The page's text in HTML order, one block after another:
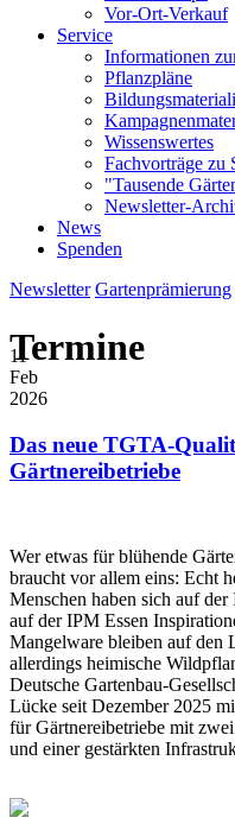
Vor-Ort-Verkauf
Service
Informationen
Pflanzpläne
Wissenswertes
Fachvorträge zu
"Tausende
Newsletter-
News
Spenden
Newsletter Gartenprämierung
Termine
11
Feb
2026
Das neue TGTA-
Gärtnereibetriebe
Wer etwas für blühende
braucht vor allem eins: Echt
Menschen haben sich auf
auf der IPM Essen
Mangelware bleiben auf den
allerdings heimische
Deutsche Gartenbau-
Lücke seit Dezember 2025
für Gärtnereibetriebe mit
und einer gestärkten